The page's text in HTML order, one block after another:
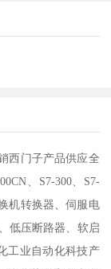
门子产品供应全
、S7-300、S7-
机转换器、伺服电
低压断路器、软启
工业自动化科技产